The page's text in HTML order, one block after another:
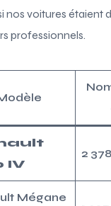
nos voitures étaient
professionnels.
IV
2 378
Mégane